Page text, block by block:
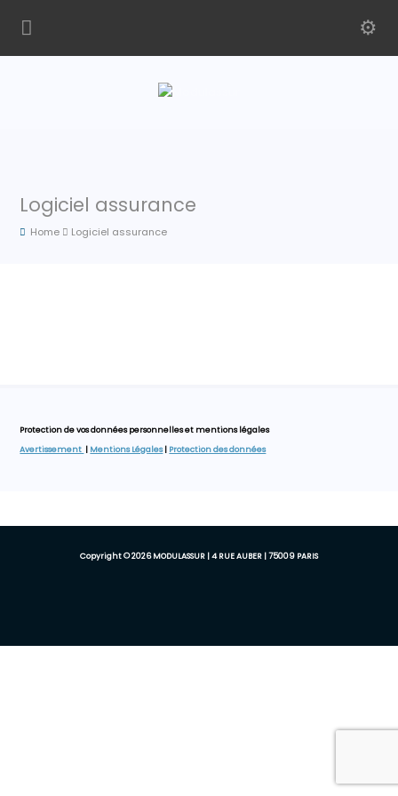
Logiciel assurance
Home Logiciel assurance
Protection de vos données personnelles et mentions légales
Avertissement | Mentions Légales| Protection des données
Copyright © 2026 MODULASSUR | 4 RUE AUBER | 75009 PARIS